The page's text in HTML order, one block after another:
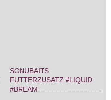
SONUBAITS
FUTTERZUSATZ #LIQUID
#BREAM